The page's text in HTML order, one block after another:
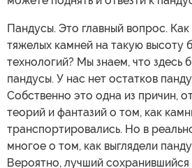
Пандусы. Это главный вопрос. Как
тяжелых камней на такую высоту
технологий? Мы знаем, что здесь
пандусы. У нас нет остатков
Собственно это одна из причин,
теорий и фантазий о том, как
транспортировались. Но в
многое о том, как выглядели
Вероятно, лучший